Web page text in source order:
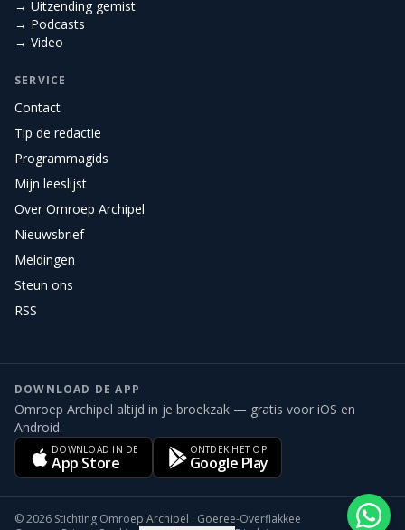
→ Uitzending gemist
→ Podcasts
→ Video
SERVICE
Contact
Tip de redactie
Programmagids
Mijn leeslijst
Over Omroep Archipel
Nieuwsbrief
Meldingen
Steun ons
RSS
DOWNLOAD DE APP
Omroep Archipel altijd in je broekzak — gratis voor iOS en
Android.
DOWNLOAD IN DE
App Store
ONTDEK HET OP
Google Play
©2026 Stichting Omroep Archipel · Goeree-Overflakkee